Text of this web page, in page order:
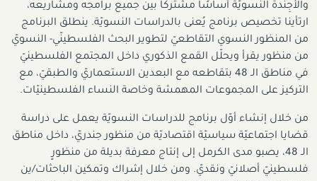
والأَجِنْدة النسويّة أساسًا مشتركًا بين جميع برامجه ومشاريعه،
ارتأينا تخصيص برنامج يُعنى بالدراسات النسويّة. ينطلق البرنامج
من المنظور النسوي التقاطعيّ لتطوير البحث الفلسطينّي- النسويّ
من منظور يقرأ ويحلّل القمع الذكوري داخل المجتمع الفلسطينيّ
في مناطق الـ 48 بتقاطعه مع البعدين الاستعماريّ والطبقيّ، مع
التركيز على المجموعات المهمشة وخاصة النساء الفلسطينيّات.
من خلال إنشاء أوّل برنامج للدراسات النسويّة يعمل على دراسة
قضايا اجتماعيّة سياسيّة اقتصاديّة من منظور جندريّ، داخل مناطق
الـ 48، يصبو مدى الكرمل إلى إنتاج معرفة بديلة من منظورٍ
فلسطينيّ أصلانيّ ونقديّ. ومن خلال إشراك وتمكين الباحثات/ين